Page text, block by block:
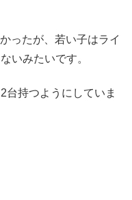
ったが、若い子はライ
いみたいです。
台持つようにしていま